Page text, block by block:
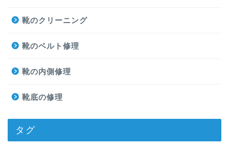
靴のクリーニング
靴のベルト修理
靴の内側修理
靴底の修理
タグ